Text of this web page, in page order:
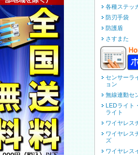
各種ステッ
防刃手袋
防護盾
さすまた
センサーラ
ョン
無線連動セ
LEDライト
ライト
ワイヤレス
ワイヤレス
ズ
ワイヤレス